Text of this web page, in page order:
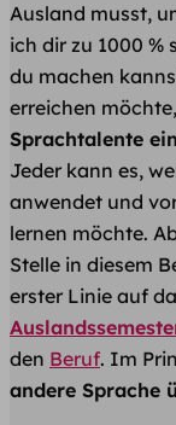
Ausland musst,
ich dir zu 1000 %
du machen
erreichen
Sprachtalente
Jeder kann es,
anwendet und
lernen möchte.
Stelle in diesem
erster Linie auf
den Beruf. Im
andere Sprache